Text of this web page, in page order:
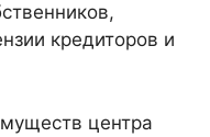
кредиторов и
центра